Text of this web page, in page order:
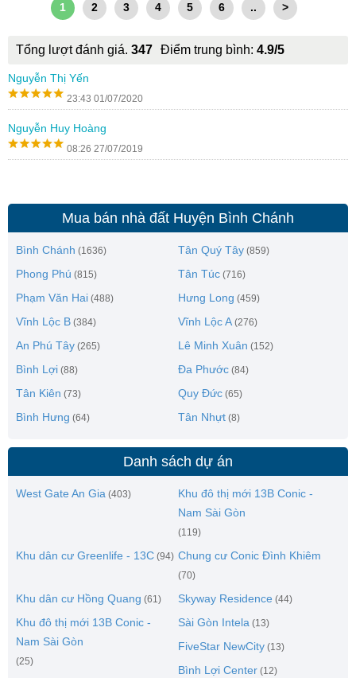
1 2 3 4 5 6 .. >
Tổng lượt đánh giá. 347 Điểm trung bình: 4.9/5
Nguyễn Thị Yến
23:43 01/07/2020
Nguyễn Huy Hoàng
08:26 27/07/2019
Mua bán nhà đất Huyện Bình Chánh
Bình Chánh (1636) Tân Quý Tây (859)
Phong Phú (815) Tân Túc (716)
Phạm Văn Hai (488) Hưng Long (459)
Vĩnh Lộc B (384) Vĩnh Lộc A (276)
An Phú Tây (265) Lê Minh Xuân (152)
Bình Lợi (88) Đa Phước (84)
Tân Kiên (73) Quy Đức (65)
Bình Hưng (64) Tân Nhựt (8)
Danh sách dự án
West Gate An Gia (403)
Khu đô thị mới 13B Conic -
Nam Sài Gòn
(119)
Khu dân cư Greenlife - 13C (94) Chung cư Conic Đình Khiêm
(70)
Khu dân cư Hồng Quang (61) Skyway Residence (44)
Khu đô thị mới 13B Conic -
Nam Sài Gòn
(25)
Sài Gòn Intela (13)
FiveStar NewCity (13)
Bình Lợi Center (12)